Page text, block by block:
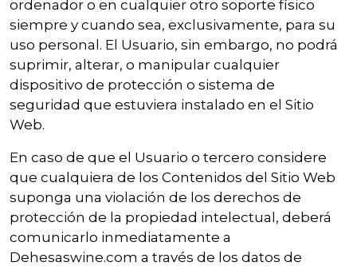
ordenador o en cualquier otro soporte físico
siempre y cuando sea, exclusivamente, para su
uso personal. El Usuario, sin embargo, no podrá
suprimir, alterar, o manipular cualquier
dispositivo de protección o sistema de
seguridad que estuviera instalado en el Sitio
Web.
En caso de que el Usuario o tercero considere
que cualquiera de los Contenidos del Sitio Web
suponga una violación de los derechos de
protección de la propiedad intelectual, deberá
comunicarlo inmediatamente a
Dehesaswine.com a través de los datos de